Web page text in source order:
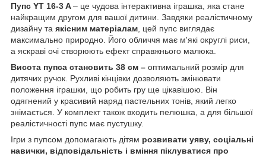
Пупс YT 16-3 A– це чудова інтерактивна іграшка, яка стане
найкращим другом для вашої дитини. Завдяки реалістичному
дизайну та якісним матеріалам , цей пупс виглядає
максимально природно. Його обличчя має м'які округлі риси,
а яскраві очі створюють ефект справжнього малюка.
Висота пупса становить 38 см – оптимальний розмір для
дитячих ручок. Рухливі кінцівки дозволяють змінювати
положення іграшки, що робить гру ще цікавішою. Він
одягнений у красивий наряд пастельних тонів, який легко
знімається. У комплект також входить пелюшка, а для більшої
реалістичності пупс має пустушку.
Ігри з пупсом допомагають дітям розвивати уяву, соціальні
навички, відповідальність і вміння піклуватися про